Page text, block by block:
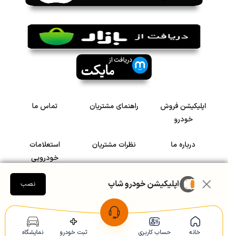
خانه حساب کاربری ثبت خودرو نمایشگاه
اپلیکیشن فروش
خودرو
راهنمای مشتریان تماس ما
درباره ما نظرات مشتریان
استعلامات
خودرویی
سرمایه گذاری در
رضایت مشتریان
Copyright © 2005-2026 Khodroshop.ir
اپلیکیشن خودرو شاپ نصب